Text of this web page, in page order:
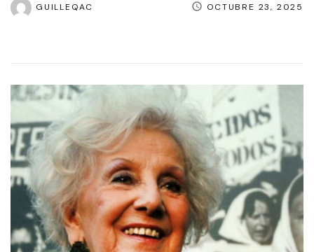
GUILLEQAC OCTUBRE 23, 2025